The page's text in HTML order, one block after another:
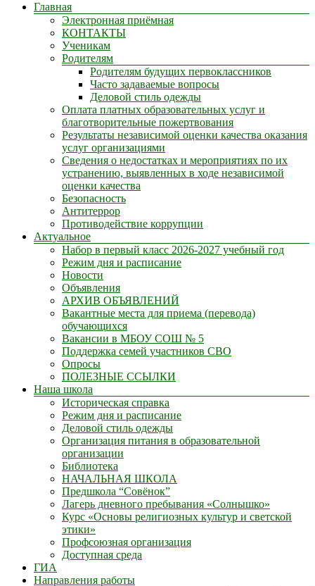
Главная
Электронная приёмная
КОНТАКТЫ
Ученикам
Родителям
Родителям будущих первоклассников
Часто задаваемые вопросы
Деловой стиль одежды
Оплата платных образовательных услуг и
благотворительные пожертвования
Результаты независимой оценки качества оказания
услуг организациями
Сведения о недостатках и мероприятиях по их
устранению, выявленных в ходе независимой
оценки качества
Безопасность
Антитеррор
Противодействие коррупции
Актуальное
Набор в первый класс 2026-2027 учебный год
Режим дня и расписание
Новости
Объявления
АРХИВ ОБЪЯВЛЕНИЙ
Вакантные места для приема (перевода)
обучающихся
Вакансии в МБОУ СОШ № 5
Поддержка семей участников СВО
Опросы
ПОЛЕЗНЫЕ ССЫЛКИ
Наша школа
Историческая справка
Режим дня и расписание
Деловой стиль одежды
Организация питания в образовательной
организации
Библиотека
НАЧАЛЬНАЯ ШКОЛА
Предшкола “Совёнок”
Лагерь дневного пребывания «Солнышко»
Курс «Основы религиозных культур и светской
этики»
Профсоюзная организация
Доступная среда
ГИА
Направления работы